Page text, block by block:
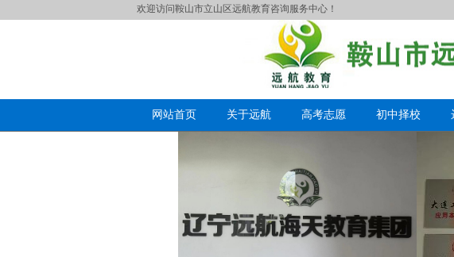
欢迎访问鞍山市立山区远航教育咨询服务中心！
网站首页 关于远航 高考志愿 初中择校